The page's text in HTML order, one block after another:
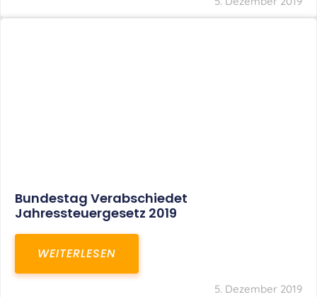
Bundestag Verabschiedet
Jahressteuergesetz 2019
WEITERLESEN
5. Dezember 2019